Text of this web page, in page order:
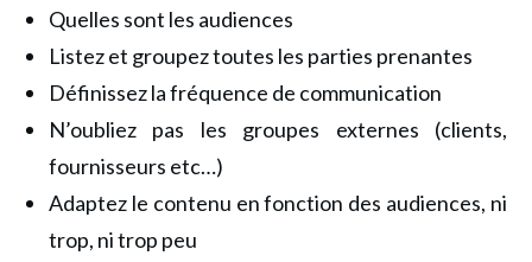
Quelles sont les audiences
Listez et groupez toutes les parties prenantes
Définissez la fréquence de communication
N’oubliez pas les groupes externes (clients,
fournisseurs etc…)
Adaptez le contenu en fonction des audiences, ni
trop, ni trop peu